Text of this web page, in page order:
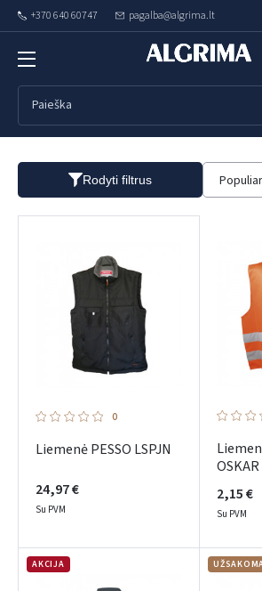
+370 640 60747 pagalba@algrima.lt
Rodyti filtrus
0
Liemenė PESSO LSPJN
24,97 €
Su PVM
OSKAR
2,15 €
Su PVM
AKCIJA